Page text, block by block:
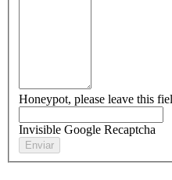
Honeypot, please leave this
Invisible Google Recaptcha